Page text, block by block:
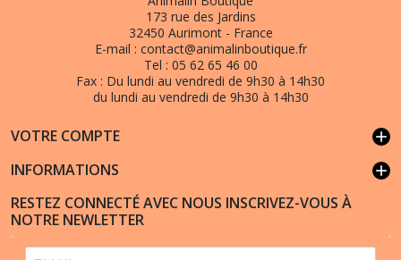
173 rue des Jardins
32450 Aurimont - France
E-mail : contact@animalinboutique.fr
Tel : 05 62 65 46 00
Fax : Du lundi au vendredi de 9h30 à 14h30
du lundi au vendredi de 9h30 à 14h30
VOTRE COMPTE add
INFORMATIONS add
RESTEZ CONNECTÉ AVEC NOUS INSCRIVEZ-VOUS À
NOTRE NEWLETTER